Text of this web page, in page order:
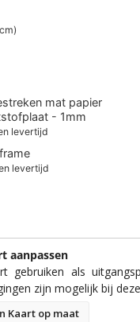
mat papier
- 1mm
levertijd
levertijd
aanpassen
gebruiken als
zijn mogelijk bij
Kaart op maat